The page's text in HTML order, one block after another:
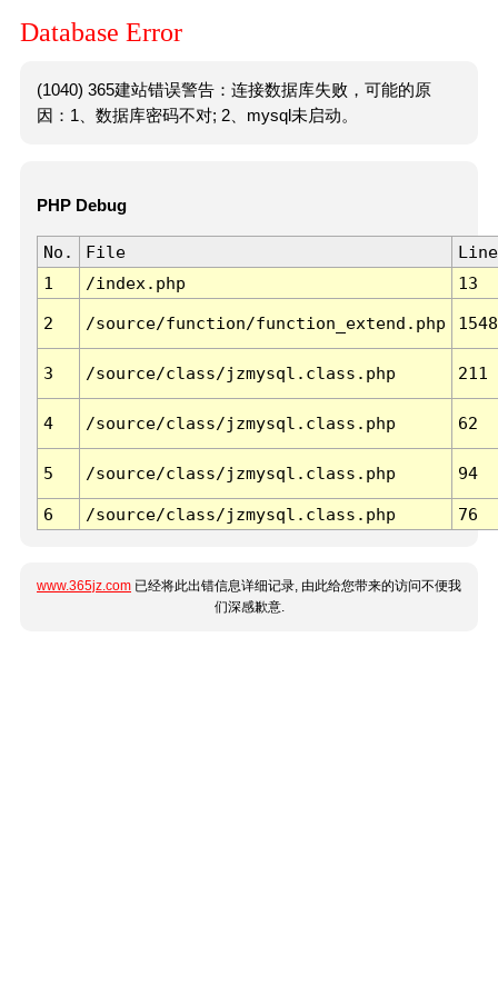
Database Error
(1040) 365建站错误警告：连接数据库失败，可能的原
因：1、数据库密码不对; 2、mysql未启动。
PHP Debug
No. File
Line
1
/index.php 13
2 /source/function/function_extend.php 1548
3 /source/class/jzmysql.class.php 211
4 /source/class/jzmysql.class.php 62
5 /source/class/jzmysql.class.php 94
6 /source/class/jzmysql.class.php 76
www.365jz.com 已经将此出错信息详细记录, 由此给您带来的访问不便我
们深感歉意.